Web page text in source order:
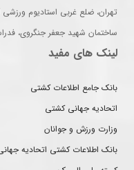
تهران، ضلع غربی استادیوم ورزشی
ساختمان شهید جعفر جنگروی،
لینک های مفید
بانک جامع اطلاعات کشتی
اتحادیه جهانی کشتی
وزارت ورزش و جوانان
بانک اطلاعات کشتی اتحادیه